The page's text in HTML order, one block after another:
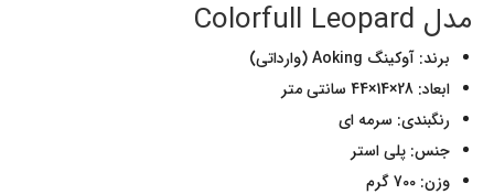
مدل Colorfull Leopard
برند: آوکینگ Aoking (وارداتی)
ابعاد: 28×14×44 سانتی متر
رنگبندی: سرمه ای
جنس: پلی استر
وزن: 700 گرم